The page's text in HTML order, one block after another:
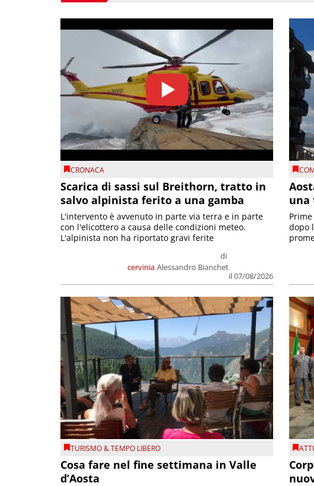
CRONACA
Scarica di sassi sul Breithorn, tratto in
salvo alpinista ferito a una gamba
cervinia
di
Alessandro Bianchet
il 07/08/2026
L'intervento è avvenuto in parte via terra e in parte
con l'elicottero a causa delle condizioni meteo.
L'alpinista non ha riportato gravi ferite
una
dopo
TURISMO & TEMPO LIBERO
Cosa fare nel fine settimana in Valle
d’Aosta